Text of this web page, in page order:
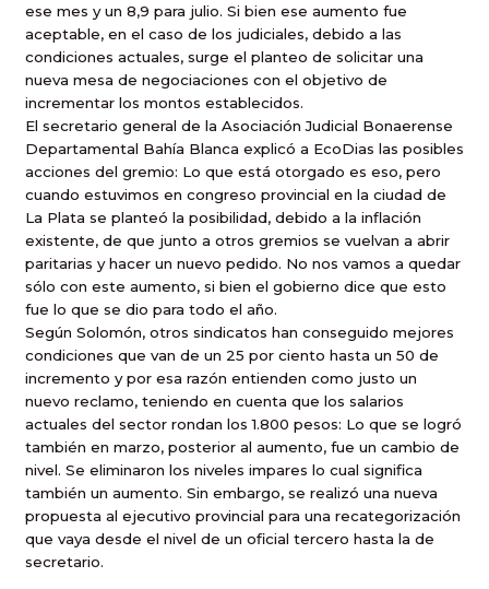
ese mes y un 8,9 para julio. Si bien ese aumento fue
aceptable, en el caso de los judiciales, debido a las
condiciones actuales, surge el planteo de solicitar una
nueva mesa de negociaciones con el objetivo de
incrementar los montos establecidos.
El secretario general de la Asociación Judicial Bonaerense
Departamental Bahía Blanca explicó a EcoDias las posibles
acciones del gremio: Lo que está otorgado es eso, pero
cuando estuvimos en congreso provincial en la ciudad de
La Plata se planteó la posibilidad, debido a la inflación
existente, de que junto a otros gremios se vuelvan a abrir
paritarias y hacer un nuevo pedido. No nos vamos a quedar
sólo con este aumento, si bien el gobierno dice que esto
fue lo que se dio para todo el año.
Según Solomón, otros sindicatos han conseguido mejores
condiciones que van de un 25 por ciento hasta un 50 de
incremento y por esa razón entienden como justo un
nuevo reclamo, teniendo en cuenta que los salarios
actuales del sector rondan los 1.800 pesos: Lo que se logró
también en marzo, posterior al aumento, fue un cambio de
nivel. Se eliminaron los niveles impares lo cual significa
también un aumento. Sin embargo, se realizó una nueva
propuesta al ejecutivo provincial para una recategorización
que vaya desde el nivel de un oficial tercero hasta la de
secretario.